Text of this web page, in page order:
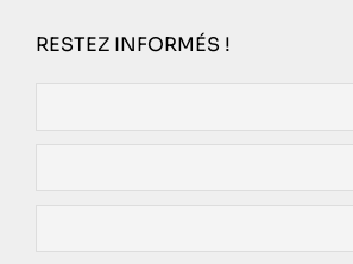
RESTEZ INFORMÉS !